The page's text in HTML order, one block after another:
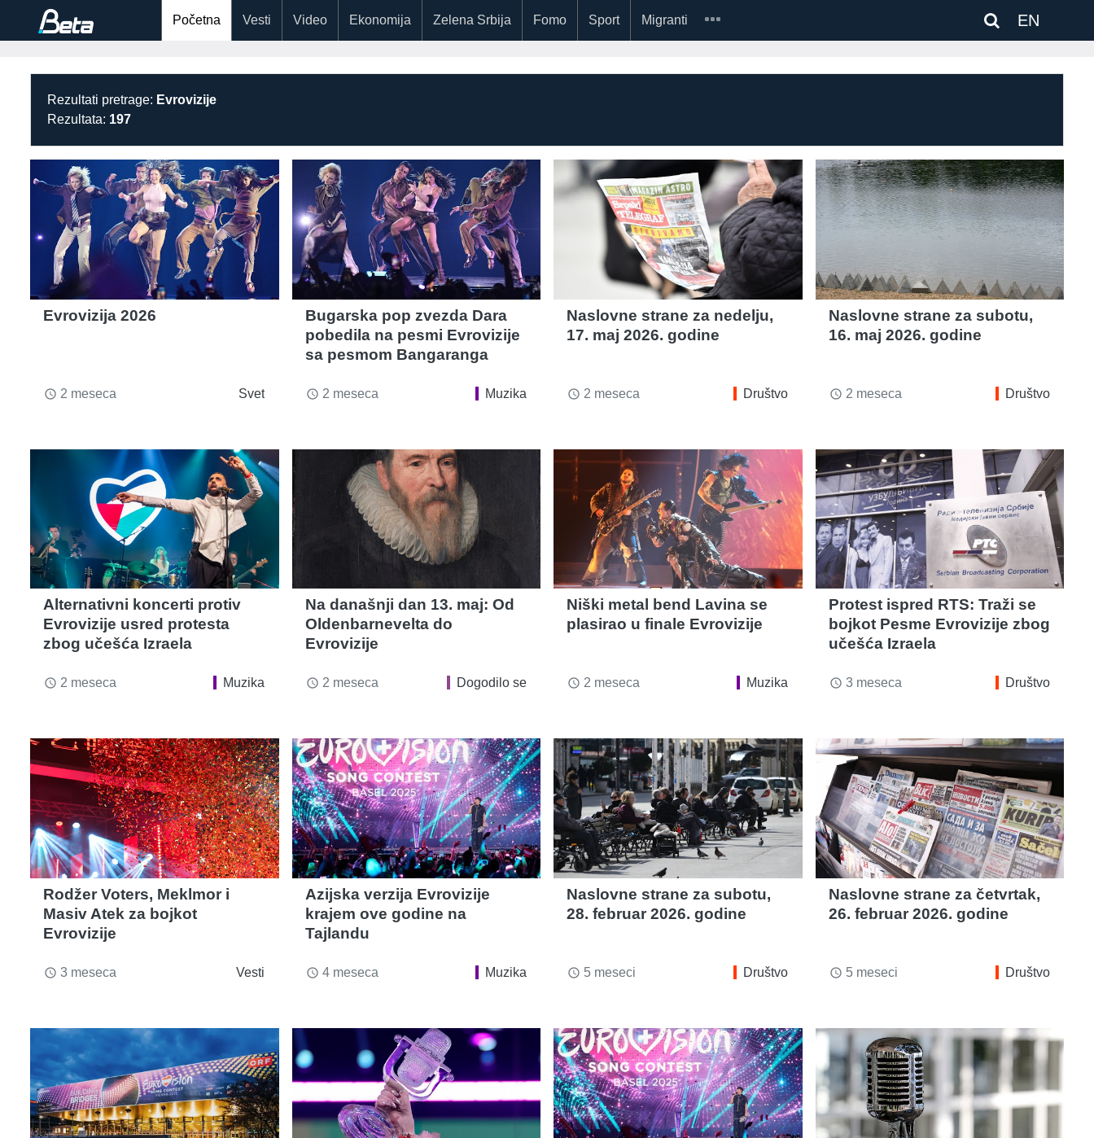
EN
Početna Vesti Video Ekonomija Zelena Srbija Fomo Sport Migranti
Rezultati pretrage: Evrovizije
Rezultata: 197
Evrovizija 2026
access_time 2 meseca Svet
Bugarska pop zvezda Dara
pobedila na pesmi Evrovizije
sa pesmom Bangaranga
access_time 2 meseca Muzika
Naslovne strane za nedelju,
17. maj 2026. godine
access_time 2 meseca Društvo
Naslovne strane za subotu,
16. maj 2026. godine
access_time 2 meseca Društvo
Alternativni koncerti protiv
Evrovizije usred protesta
zbog učešća Izraela
access_time 2 meseca Muzika
Na današnji dan 13. maj: Od
Oldenbarnevelta do
Evrovizije
access_time 2 meseca Dogodilo se
Niški metal bend Lavina se
plasirao u finale Evrovizije
access_time 2 meseca Muzika
Protest ispred RTS: Traži se
bojkot Pesme Evrovizije zbog
učešća Izraela
access_time 3 meseca Društvo
Rodžer Voters, Meklmor i
Masiv Atek za bojkot
Evrovizije
access_time 3 meseca Vesti
Azijska verzija Evrovizije
krajem ove godine na
Tajlandu
access_time 4 meseca Muzika
Naslovne strane za subotu,
28. februar 2026. godine
access_time 5 meseci Društvo
Naslovne strane za četvrtak,
26. februar 2026. godine
access_time 5 meseci Društvo